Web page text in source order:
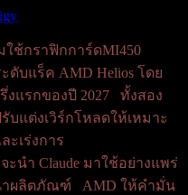
ใช้กราฟิกการ์ดMI450
ดับแร็ค AMD Helios โดย
งแรกของปี 2027 ทั้งสอง
บแต่งเวิร์กโหลดให้เหมาะ
ะเร่งการ
นำ Claude มาใช้อย่างแพร่
าผลิตภัณฑ์ AMD ให้คำมั่น